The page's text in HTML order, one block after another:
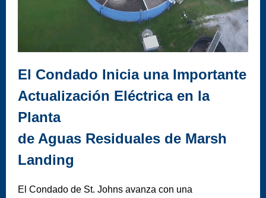
El Condado Inicia una Importante
Actualización Eléctrica en la
Planta
de Aguas Residuales de Marsh
Landing
El Condado de St. Johns avanza con una